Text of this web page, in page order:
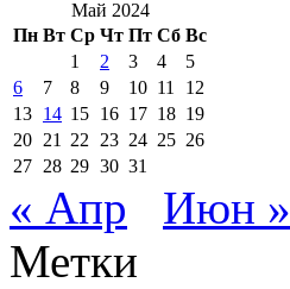
Май 2024
Пн Вт Ср Чт Пт Сб Вс
1
2 3 4
5
6
7 8 9 10 11
12
13 14 15 16 17 18 19
20 21 22 23 24 25 26
27 28 29 30 31
« Апр
Июн »
Метки